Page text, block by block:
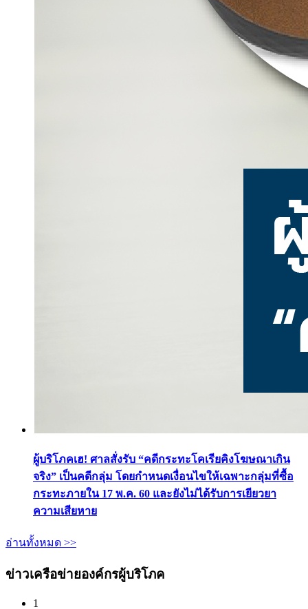
ผู้บริโภคเฮ! ศาลสั่งรับ “คดีกระทะโคเรียคิงโฆษณาเกิน
จริง” เป็นคดีกลุ่ม โดยกำหนดเงื่อนไขให้เฉพาะกลุ่มที่ซื้อ
กระทะภายใน 17 พ.ค. 60 และยังไม่ได้รับการเยียวยา
ความเสียหาย
อ่านทั้งหมด >>
ข่าวเครือข่ายองค์กรผู้บริโภค
1